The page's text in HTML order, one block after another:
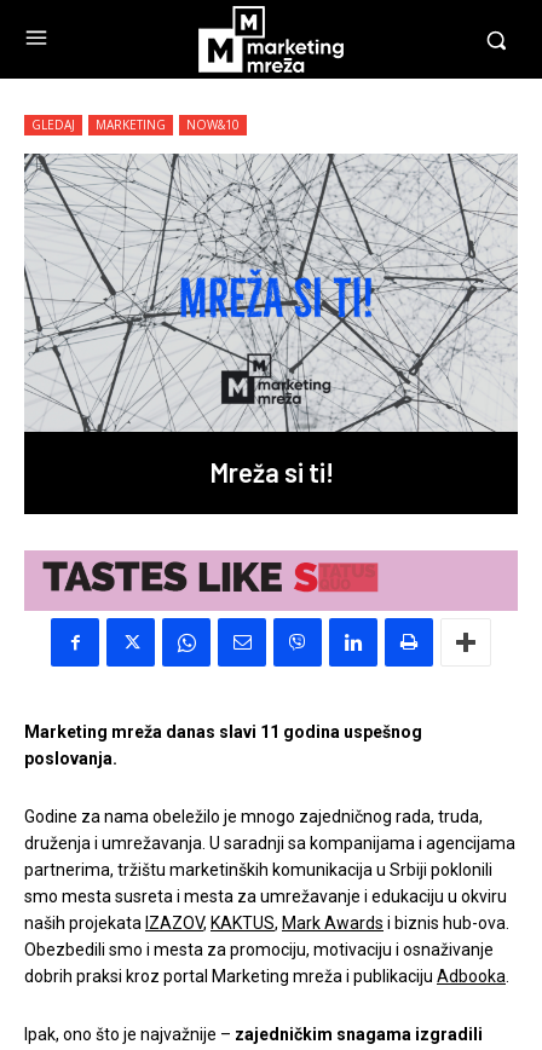
GLEDAJ MARKETING NOW&10
Mreža si ti!
Marketing mreža danas slavi 11 godina uspešnog
poslovanja.
Godine za nama obeležilo je mnogo zajedničnog rada, truda,
druženja i umrežavanja. U saradnji sa kompanijama i agencijama
partnerima, tržištu marketinških komunikacija u Srbiji poklonili
smo mesta susreta i mesta za umrežavanje i edukaciju u okviru
naših projekata IZAZOV, KAKTUS, Mark Awards i biznis hub-ova.
Obezbedili smo i mesta za promociju, motivaciju i osnaživanje
dobrih praksi kroz portal Marketing mreža i publikaciju Adbooka.
Ipak, ono što je najvažnije – zajedničkim snagama izgradili